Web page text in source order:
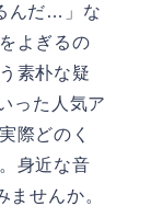
んだ…」な
よぎるの
素朴な疑
った人気ア
際どのく
身近な音
ませんか。